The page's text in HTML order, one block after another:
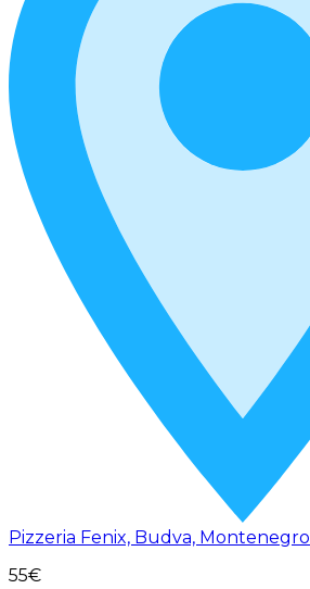
Pizzeria Fenix, Budva, Montenegro
55€